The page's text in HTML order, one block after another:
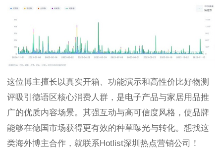
这位博主擅长以真实开箱、功能演示和高性价比好物测
评吸引德语区核心消费人群，是电子产品与家居用品推
广的优质内容场景。其强互动与高可信度风格，使品牌
能够在德国市场获得更有效的种草曝光与转化。想找这
类海外博主合作，就联系Hotlist深圳热点营销公司！